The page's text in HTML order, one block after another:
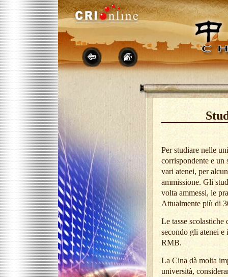
Per studiare nelle
corrispondente e
vari atenei, per
ammissione. Gli
volta ammessi, le
Attualmente più di
Le tasse scolastiche
secondo gli atenei
RMB.
La Cina dà molta
università,